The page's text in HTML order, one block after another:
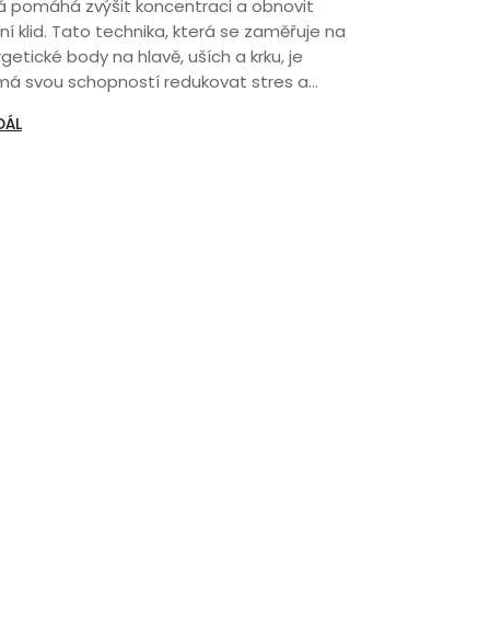
pomáhá zvýšit koncentraci a obnovit
klid. Tato technika, která se zaměřuje na
body na hlavě, uších a krku, je
svou schopností redukovat stres a
dochází k uvolnění napětí a zlepšení